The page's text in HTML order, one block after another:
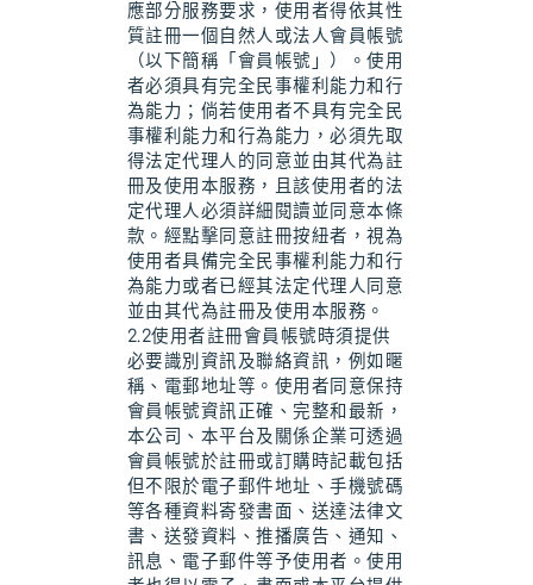
應部分服務要求，使用者得依其性
質註冊一個自然人或法人會員帳號
（以下簡稱「會員帳號」）。使用
者必須具有完全民事權利能力和行
為能力；倘若使用者不具有完全民
事權利能力和行為能力，必須先取
得法定代理人的同意並由其代為註
冊及使用本服務，且該使用者的法
定代理人必須詳細閱讀並同意本條
款。經點擊同意註冊按紐者，視為
使用者具備完全民事權利能力和行
為能力或者已經其法定代理人同意
並由其代為註冊及使用本服務。
2.2使用者註冊會員帳號時須提供
必要識別資訊及聯絡資訊，例如暱
稱、電郵地址等。使用者同意保持
會員帳號資訊正確、完整和最新，
本公司、本平台及關係企業可透過
會員帳號於註冊或訂購時記載包括
但不限於電子郵件地址、手機號碼
等各種資料寄發書面、送達法律文
書、送發資料、推播廣告、通知、
訊息、電子郵件等予使用者。使用